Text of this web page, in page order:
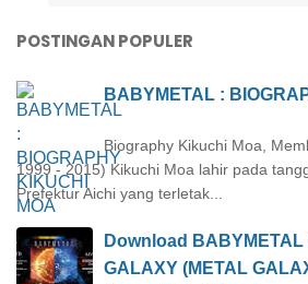
POSTINGAN POPULER
BABYMETAL :
Biography Kikuchi Moa,
1999 - 2015) Kikuchi Moa lahir pada
Prefektur Aichi yang terletak...
Download BABYMETAL
GALAXY (METAL